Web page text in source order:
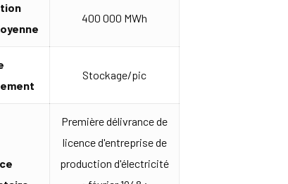
400 000 MWh
Stockage/pic
Première délivrance de
licence d'entreprise de
production d'électricité